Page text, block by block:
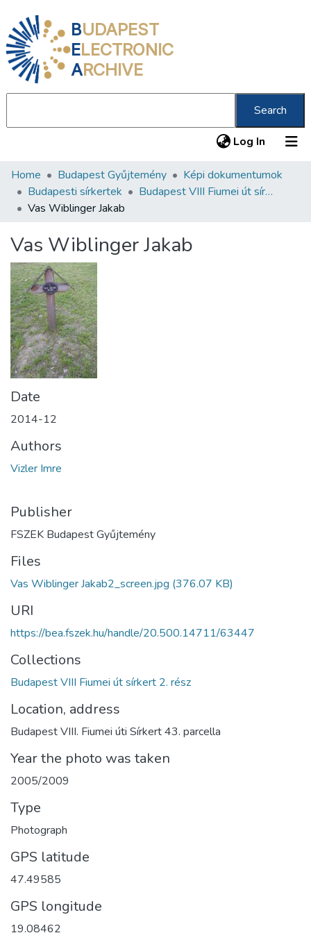
BUDAPEST
ELECTRONIC
ARCHIVE
Search
Log In (current)
Communities & Collections
All of DSpace
About us
Home Budapest Gyűjtemény
Képi dokumentumok
Budapesti sírkertek
Budapest VIII Fiumei út sírkert 2. rész
Vas Wiblinger Jakab
Vas Wiblinger Jakab
Date
2014-12
Authors
Vizler Imre
Publisher
FSZEK Budapest Gyűjtemény
Files
Vas Wiblinger Jakab2_screen.jpg (376.07 KB)
URI
https://bea.fszek.hu/handle/20.500.14711/63447
Collections
Budapest VIII Fiumei út sírkert 2. rész
Location, address
Budapest VIII. Fiumei úti Sírkert 43. parcella
Year the photo was taken
2005/2009
Type
Photograph
GPS latitude
47.49585
GPS longitude
19.08462